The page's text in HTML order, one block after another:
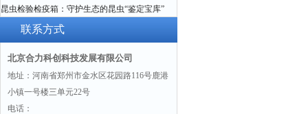
昆虫检验检疫箱：守护生态的昆虫“鉴定宝库”
联系方式
北京合力科创科技发展有限公司
地址：河南省郑州市金水区花园路116号鹿港
小镇一号楼三单元22号
电话：